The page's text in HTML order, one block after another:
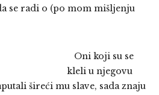
se radi o (po mom mišljenju
Oni koji su se
kleli u njegovu
šireći mu slave, sada znaju